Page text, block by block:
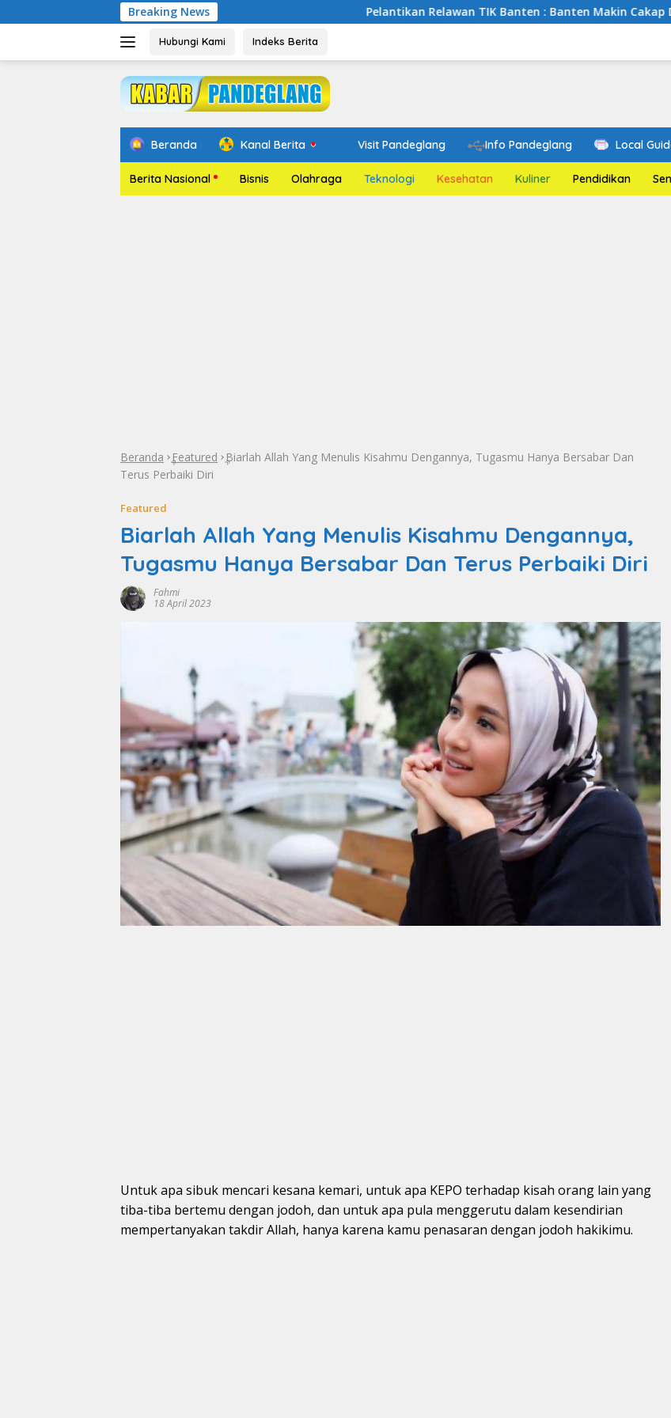
ke
Breaking News Pelantikan Relawan TIK Banten : Banten Makin Cakap Digital,
Hubungi Kami Indeks Berita
Beranda Kanal Berita Visit Pandeglang Info Pandeglang Local
Berita Nasional Bisnis Olahraga Teknologi Kesehatan Kuliner Pendidikan
Beranda »Featured »Biarlah Allah Yang Menulis Kisahmu Dengannya, Tugasmu Hanya Bersabar Dan
Terus Perbaiki Diri
Featured
Biarlah Allah Yang Menulis Kisahmu Dengannya,
Tugasmu Hanya Bersabar Dan Terus Perbaiki Diri
Fahmi
18 April 2023
Untuk apa sibuk mencari kesana kemari, untuk apa KEPO terhadap kisah orang lain yang
tiba-tiba bertemu dengan jodoh, dan untuk apa pula menggerutu dalam kesendirian
mempertanyakan takdir Allah, hanya karena kamu penasaran dengan jodoh hakikimu.